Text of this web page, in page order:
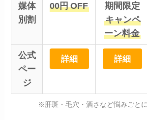
媒体
別割
00円 OFF
期間限定
キャンペ
ーン料金
公式
ペー
ジ
詳細 詳細
※肝斑・毛穴・酒さなど悩みごと